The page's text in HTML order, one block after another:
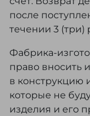
после
течении 3 (три)
Фабрика-
право вносить
в конструкцию
которые не
изделия и его